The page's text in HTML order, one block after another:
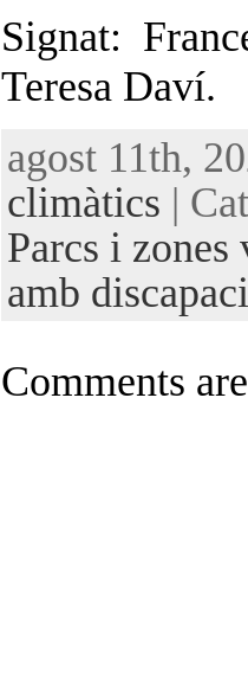
Signat:
Teresa Daví.
agost 11th,
climàtics |
Parcs i zones
amb
Comments